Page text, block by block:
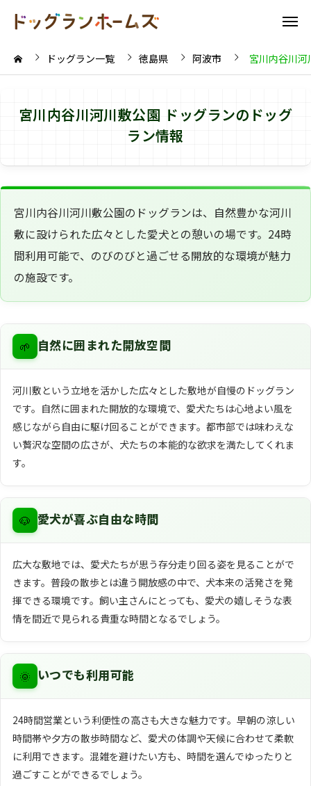
ドッグラン一覧 徳島県 阿波市 宮川内谷川
宮川内谷川河川敷公園 ドッグランのドッグ
ラン情報
宮川内谷川河川敷公園のドッグランは、自然豊かな河川
敷に設けられた広々とした愛犬との憩いの場です。24時
間利用可能で、のびのびと過ごせる開放的な環境が魅力
の施設です。
🌱 自然に囲まれた開放空間
河川敷という立地を活かした広々とした敷地が自慢のドッグラン
です。自然に囲まれた開放的な環境で、愛犬たちは心地よい風を
感じながら自由に駆け回ることができます。都市部では味わえな
い贅沢な空間の広さが、犬たちの本能的な欲求を満たしてくれま
す。
🐶 愛犬が喜ぶ自由な時間
広大な敷地では、愛犬たちが思う存分走り回る姿を見ることがで
きます。普段の散歩とは違う開放感の中で、犬本来の活発さを発
揮できる環境です。飼い主さんにとっても、愛犬の嬉しそうな表
情を間近で見られる貴重な時間となるでしょう。
🌞 いつでも利用可能
24時間営業という利便性の高さも大きな魅力です。早朝の涼しい
時間帯や夕方の散歩時間など、愛犬の体調や天候に合わせて柔軟
に利用できます。混雑を避けたい方も、時間を選んでゆったりと
過ごすことができるでしょう。